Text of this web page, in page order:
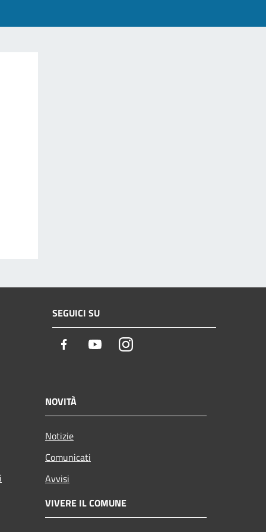
SEGUICI SU
Facebook YoutubeInstagram
NOVITÀ
Notizie
Comunicati
Avvisi
VIVERE IL COMUNE